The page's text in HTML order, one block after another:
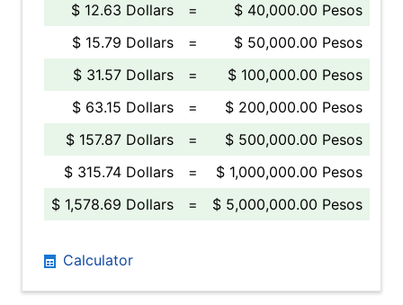
$ 12.63 Dollars
=
$ 40,000.00 Pesos
$ 15.79 Dollars
=
$ 50,000.00 Pesos
$ 31.57 Dollars
=
$ 100,000.00 Pesos
$ 63.15 Dollars
=
$ 200,000.00 Pesos
$ 157.87 Dollars
=
$ 500,000.00 Pesos
$ 315.74 Dollars
=
$ 1,000,000.00 Pesos
$ 1,578.69 Dollars
= $ 5,000,000.00 Pesos
Calculator